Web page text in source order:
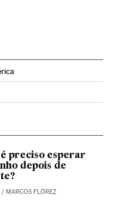
preciso esperar
depois de
/ MARCOS FLÓREZ